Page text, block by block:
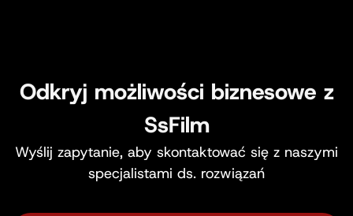
Odkryj możliwości biznesowe z
SsFilm
Wyślij zapytanie, aby skontaktować się z naszymi
specjalistami ds. rozwiązań